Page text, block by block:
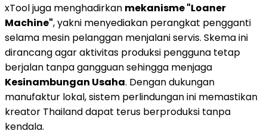
xTool juga menghadirkan mekanisme "Loaner
Machine", yakni menyediakan perangkat pengganti
selama mesin pelanggan menjalani servis. Skema ini
dirancang agar aktivitas produksi pengguna tetap
berjalan tanpa gangguan sehingga menjaga
Kesinambungan Usaha. Dengan dukungan
manufaktur lokal, sistem perlindungan ini memastikan
kreator Thailand dapat terus berproduksi tanpa
kendala.